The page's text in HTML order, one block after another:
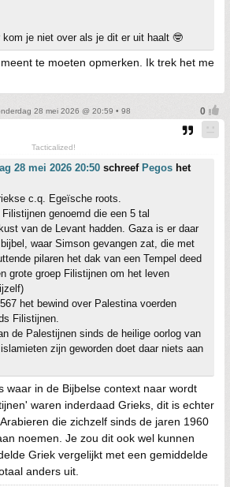
kom je niet over als je dit er uit haalt 🤓
te moeten opmerken. Ik trek het me
28 mei 2026 @ 20:59 • 98
Tacticalized!
28 mei 2026 20:50 schreef Pegos het
c.q. Egeïsche roots.
genoemd die een 5 tal
van de Levant hadden. Gaza is er daar
waar Simson gevangen zat, die met
pilaren het dak van een Tempel deed
grote groep Filistijnen om het leven
het bewind over Palestina voerden
Filistijnen.
de Palestijnen sinds de heilige oorlog van
zijn geworden doet daar niets aan
waar in de Bijbelse context naar wordt
waren inderdaad Grieks, dit is echter
die zichzelf sinds de jaren 1960
noemen. Je zou dit ook wel kunnen
Griek vergelijkt met een gemiddelde
anders uit.